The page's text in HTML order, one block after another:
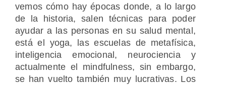
vemos cómo hay épocas donde, a lo largo
de la historia, salen técnicas para poder
ayudar a las personas en su salud mental,
está el yoga, las escuelas de metafísica,
inteligencia emocional, neurociencia y
actualmente el mindfulness, sin embargo,
se han vuelto también muy lucrativas. Los